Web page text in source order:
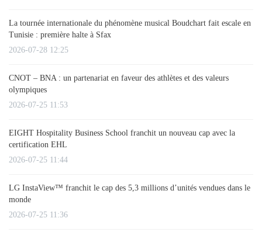
La tournée internationale du phénomène musical Boudchart fait escale en
Tunisie : première halte à Sfax
2026-07-28 12:25
CNOT – BNA : un partenariat en faveur des athlètes et des valeurs
olympiques
2026-07-25 11:53
EIGHT Hospitality Business School franchit un nouveau cap avec la
certification EHL
2026-07-25 11:44
LG InstaView™ franchit le cap des 5,3 millions d’unités vendues dans le
monde
2026-07-25 11:36